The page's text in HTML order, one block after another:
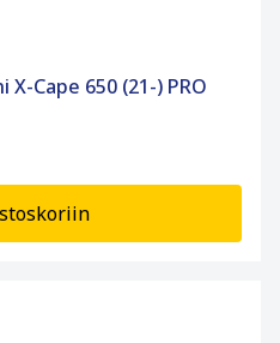
Cape 650 (21-) PRO